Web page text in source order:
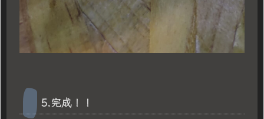
5.完成！！